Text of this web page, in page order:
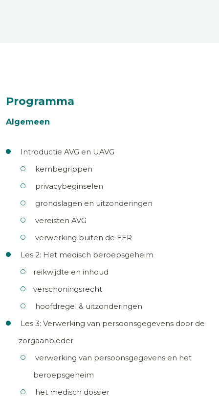
Programma
Algemeen
Introductie AVG en UAVG
kernbegrippen
privacybeginselen
grondslagen en uitzonderingen
vereisten AVG
verwerking buiten de EER
Les 2: Het medisch beroepsgeheim
reikwijdte en inhoud
verschoningsrecht
hoofdregel & uitzonderingen
Les 3: Verwerking van persoonsgegevens door de
zorgaanbieder
verwerking van persoonsgegevens en het
beroepsgeheim
het medisch dossier